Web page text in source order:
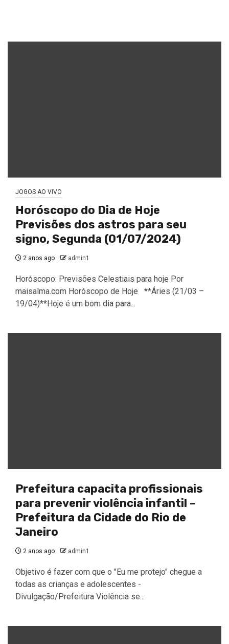
JOGOS AO VIVO
Horóscopo do Dia de Hoje
Previsões dos astros para seu
signo, Segunda (01/07/2024)
2 anos ago admin1
Horóscopo: Previsões Celestiais para hoje Por
maisalma.com Horóscopo de Hoje **Áries (21/03 –
19/04)**Hoje é um bom dia para...
Prefeitura capacita profissionais
para prevenir violência infantil –
Prefeitura da Cidade do Rio de
Janeiro
2 anos ago admin1
Objetivo é fazer com que o "Eu me protejo" chegue a
todas as crianças e adolescentes -
Divulgação/Prefeitura Violência se...